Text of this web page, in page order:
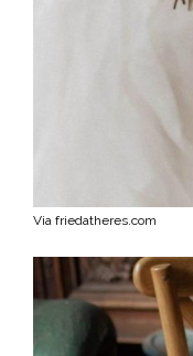
Via friedatheres.com